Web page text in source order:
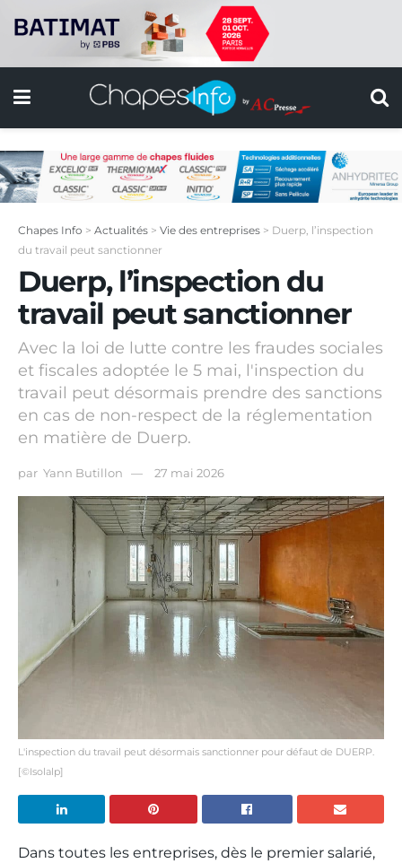
Chapes Info > Actualités > Vie des entreprises > Duerp, l’inspection
du travail peut sanctionner
Duerp, l’inspection du
travail peut sanctionner
Avec la loi de lutte contre les fraudes sociales
et fiscales adoptée le 5 mai, l'inspection du
travail peut désormais prendre des sanctions
en cas de non-respect de la réglementation
en matière de Duerp.
par Yann Butillon 27 mai 2026
L'inspection du travail peut désormais sanctionner pour défaut de DUERP.
[©Isolalp]
Dans toutes les entreprises, dès le premier salarié,